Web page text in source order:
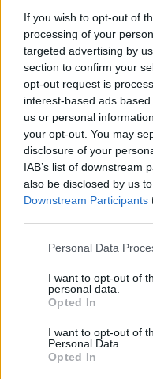
If you wish to opt-out of
processing of your
targeted advertising by
section to confirm your
opt-out request is
interest-based ads
us or personal
your opt-out. You may
disclosure of your
IAB’s list of downstream
also be disclosed by us
Downstream Participants
Personal Data
I want to opt-out of
personal data.
Opted In
I want to opt-out of
Personal Data.
Opted In
ciclópeos. Según
de Viriato se
dominando
movimiento y
romanas hasta
la plaza y el
desde allí se
poder romano
la península.
ampliada por los
por los cristianos.
Fomento
Mapa